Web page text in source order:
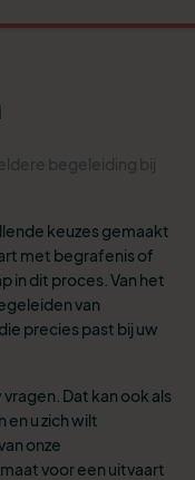
keuzes gemaakt
met begrafenis of
in dit proces. Van het
van
precies past bij uw
Dat kan ook als
en u zich wilt
onze
voor een uitvaart